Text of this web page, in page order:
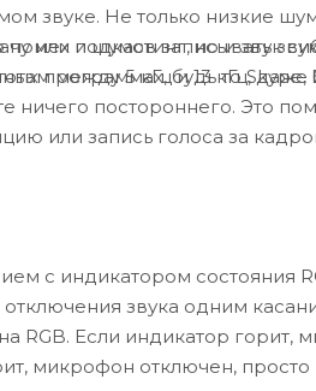
звуке. Не только низкие
или подкастинг, но и звук
между 5 кГц и 13 кГц, даже
ничего постороннего. Это
или запись голоса за
помех и шумов записывать
программах, будь то Skype,
с индикатором состояния
звука одним
RGB. Если индикатор горит,
микрофон отключен, просто